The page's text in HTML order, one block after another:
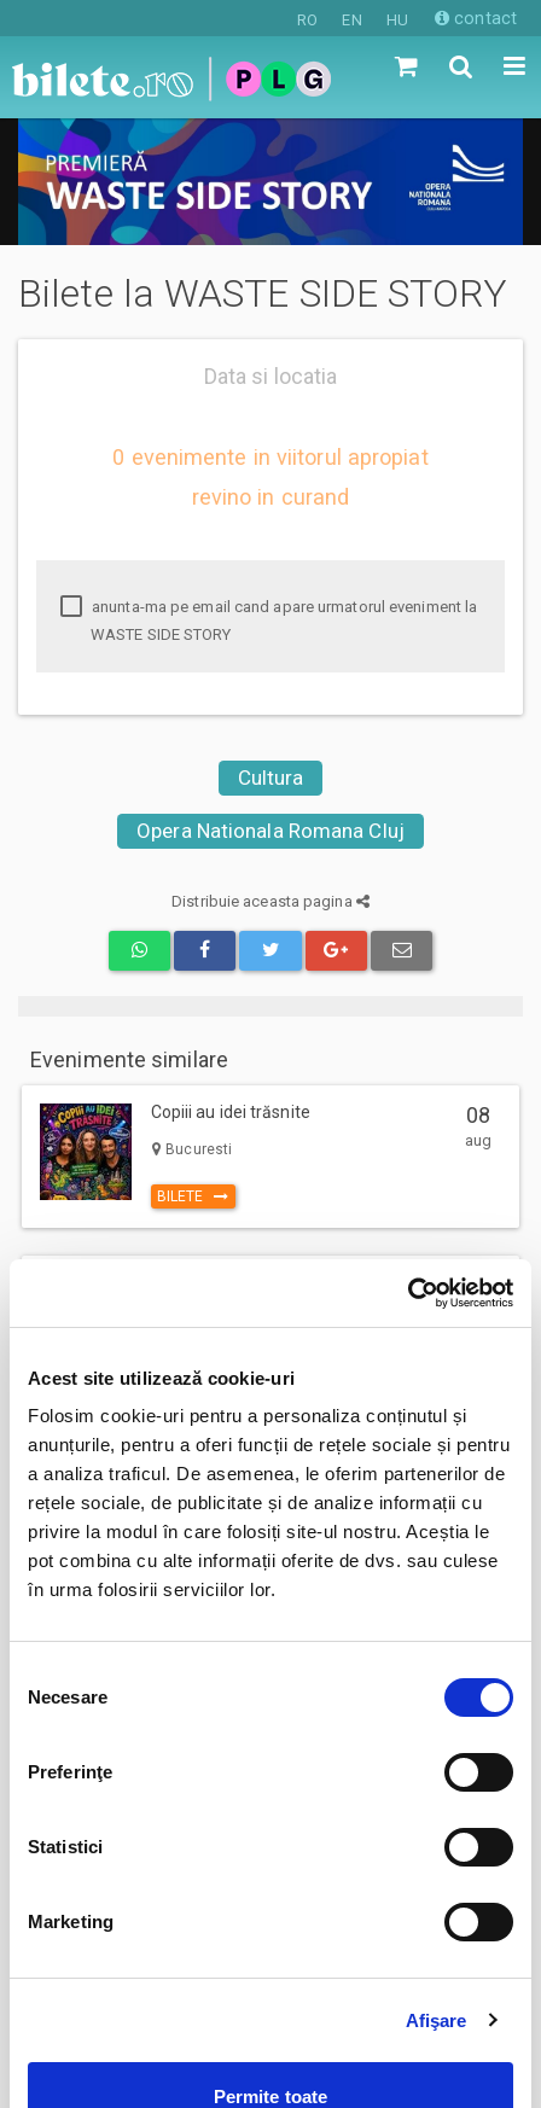
Acest site utilizează cookie-uri
Folosim cookie-uri pentru a personaliza conținutul și
anunțurile, pentru a oferi funcții de rețele sociale și pentru
a analiza traficul. De asemenea, le oferim partenerilor de
rețele sociale, de publicitate și de analize informații cu
privire la modul în care folosiți site-ul nostru. Aceștia le
pot combina cu alte informații oferite de dvs. sau culese
în urma folosirii serviciilor lor.
consimțământului
Necesare
Preferinţe
Statistici
Marketing
Afişare
Permite toate
RO EN HU contact
Bilete la WASTE SIDE STORY
Data si locatia
0 evenimente in viitorul apropiat
revino in curand
WASTE SIDE STORY
Cultura
Opera Nationala Romana Cluj
Distribuie aceasta pagina
Evenimente similare
Copiii au idei trăsnite
Bucuresti
BILETE
08
aug
BILETE
12
aug
Șoricelul neascultător
BILETE
23
aug
17